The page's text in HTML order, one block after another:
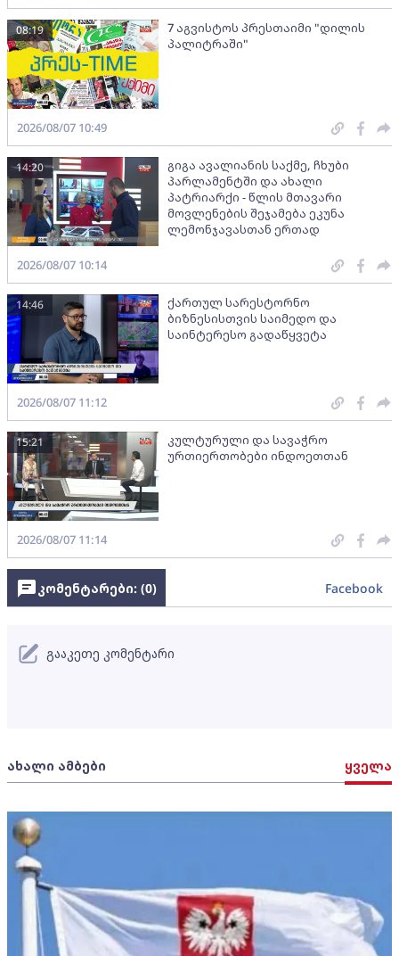
7 აგვისტოს პრესთაიმი "დილის
პალიტრაში"
08:19
2026/08/07 10:49
გიგა ავალიანის საქმე, ჩხუბი
პარლამენტში და ახალი
პატრიარქი - წლის მთავარი
მოვლენების შეჯამება ეკუნა
ლემონჯავასთან ერთად
14:20
2026/08/07 10:14
ქართულ სარესტორნო
ბიზნესისთვის საიმედო და
საინტერესო გადაწყვეტა
14:46
2026/08/07 11:12
კულტურული და სავაჭრო
ურთიერთობები ინდოეთთან
15:21
2026/08/07 11:14
ახალი ამბები ყველა
კომენტარები: (0) Facebook
გააკეთე კომენტარი